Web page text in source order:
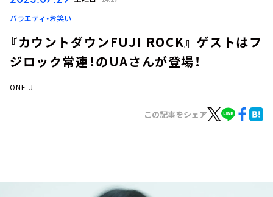
ログイン
バラエティ・お笑い
『カウントダウンFUJI ROCK』 ゲストはフ
ジロック常連！のUAさんが登場！
ONE-J
この記事をシェア